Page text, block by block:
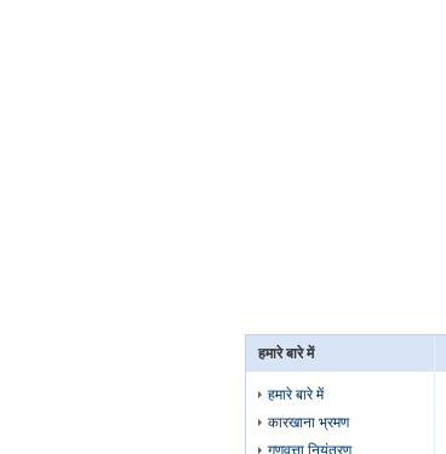
हमारे बारे में
हमारे बारे में
कारखाना भ्रमण
गुणवत्ता नियंत्रण